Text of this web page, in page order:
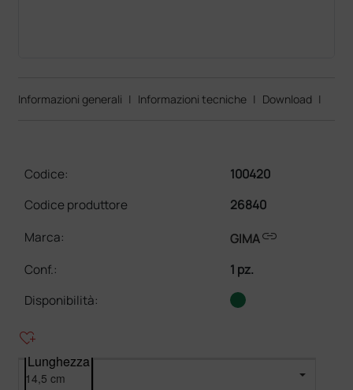
Informazioni generali | Informazioni tecniche | Download |
Codice:
100420
Codice produttore
26840
Marca:
GIMAlink
Conf.:
1 pz.
Disponibilità:
heart_plus
Lunghezza